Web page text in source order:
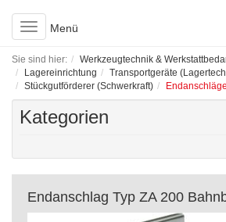
Toggle
navigation
Menü
Sie sind hier: Werkzeugtechnik &
Lagereinrichtung
Transportgeräte
Stückgutförderer (Schwerkraft)
Endanschläge
Kategorien
Endanschlag Typ ZA 200